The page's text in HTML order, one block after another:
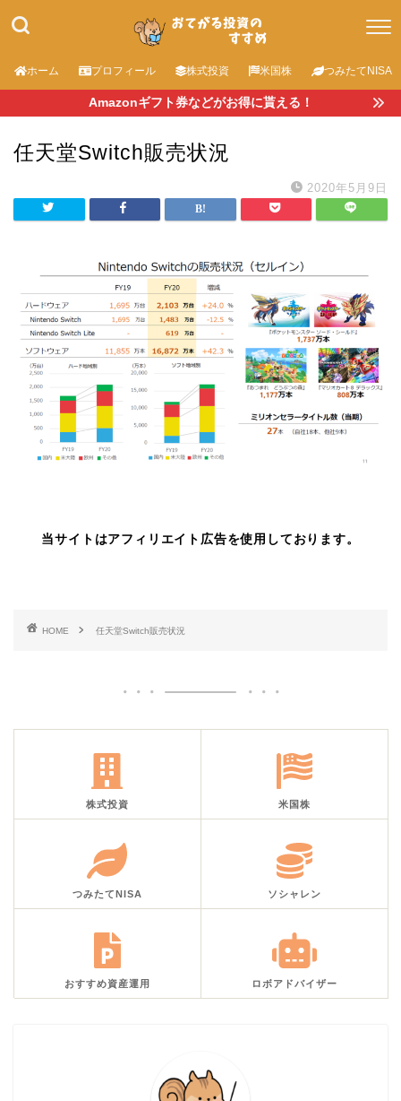
ホーム プロフィール 株式投資 米国株 つみたてNISA
Amazonギフト券などがお得に貰える！
任天堂Switch販売状況
2020年5月9日
当サイトはアフィリエイト広告を使用しております。
HOME 任天堂Switch販売状況
株式投資 米国株
つみたてNISA ソシャレン
おすすめ資産運用 ロボアドバイザー